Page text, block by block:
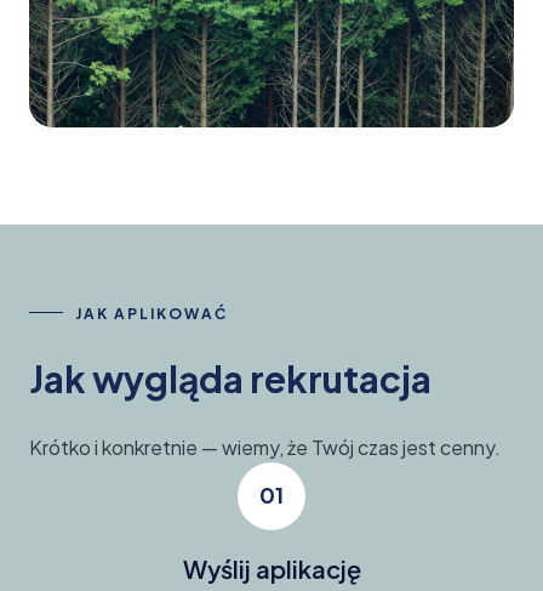
JAK APLIKOWAĆ
Jak wygląda rekrutacja
Krótko i konkretnie — wiemy, że Twój czas jest cenny.
01
Wyślij aplikację